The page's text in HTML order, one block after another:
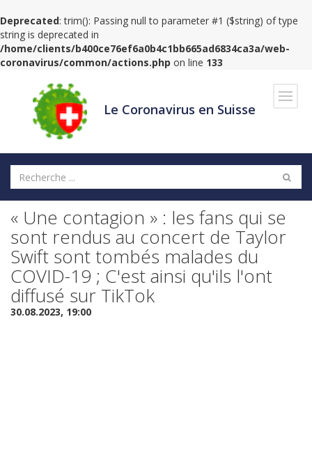
Deprecated: trim(): Passing null to parameter #1 ($string) of type
string is deprecated in
/home/clients/b400ce76ef6a0b4c1bb665ad6834ca3a/web-
coronavirus/common/actions.php on line 133
Le Coronavirus en Suisse
« Une contagion » : les fans qui se
sont rendus au concert de Taylor
Swift sont tombés malades du
COVID-19 ; C'est ainsi qu'ils l'ont
diffusé sur TikTok
30.08.2023, 19:00